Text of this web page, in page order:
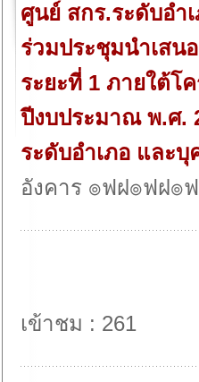
ศูนย์ สกร.ระดับอำ
ร่วมประชุมนำเสน
ระยะที่ 1 ภายใต้โ
ปีงบประมาณ พ.ศ.
ระดับอำเภอ และบุ
อังคาร ๏ฟฝ๏ฟฝ๏
เข้าชม : 261